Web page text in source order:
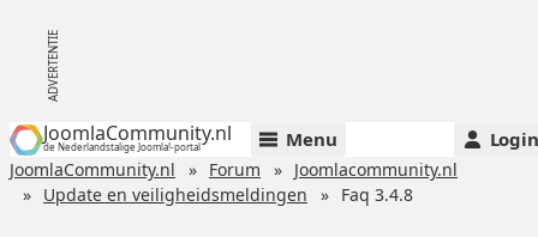
JoomlaCommunity.nl
de Nederlandstalige Joomla!-portal Menu Login
JoomlaCommunity.nl Forum
Joomlacommunity.nl
Update en veiligheidsmeldingen
Faq 3.4.8